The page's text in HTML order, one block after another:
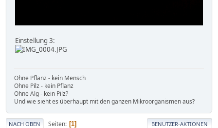
Einstellung 3:
Ohne Pflanz - kein Mensch
Ohne Pilz - kein Pflanz
Ohne Alg - kein Pilz?
Und wie sieht es überhaupt mit den ganzen Mikroorganismen aus?
NACH OBEN Seiten 1 BENUTZER-AKTIONEN